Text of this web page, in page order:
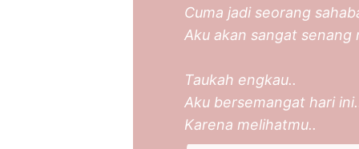
Cuma jadi seorang
Aku akan sangat senang
Taukah engkau..
Aku bersemangat hari
Karena melihatmu..